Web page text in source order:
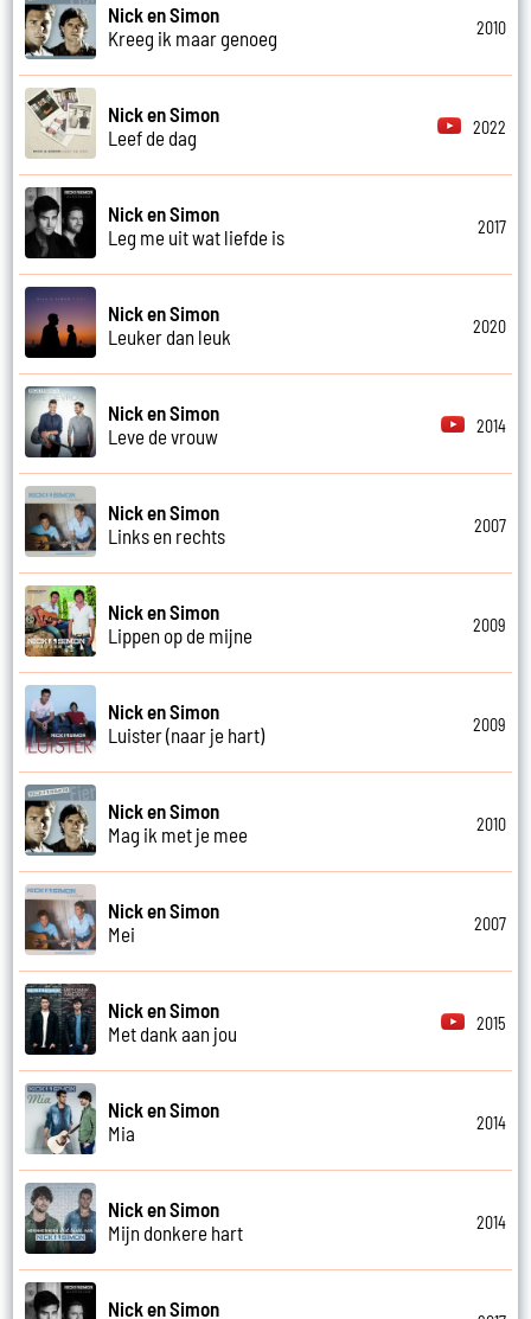
Nick en Simon
Kreeg ik maar genoeg
2010
Nick en Simon
Leef de dag
2022
Nick en Simon
Leg me uit wat liefde is
2017
Nick en Simon
Leuker dan leuk
2020
Nick en Simon
Leve de vrouw
2014
Nick en Simon
Links en rechts
2007
Nick en Simon
Lippen op de mijne
2009
Nick en Simon
Luister (naar je hart)
2009
Nick en Simon
Mag ik met je mee
2010
Nick en Simon
Mei
2007
Nick en Simon
Met dank aan jou
2015
Nick en Simon
Mia
2014
Nick en Simon
Mijn donkere hart
2014
Nick en Simon